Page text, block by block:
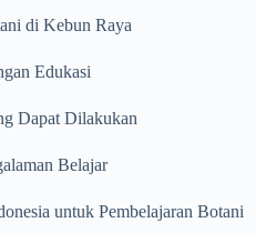
di Kebun Raya
Edukasi
Dapat Dilakukan
Belajar
untuk Pembelajaran Botani